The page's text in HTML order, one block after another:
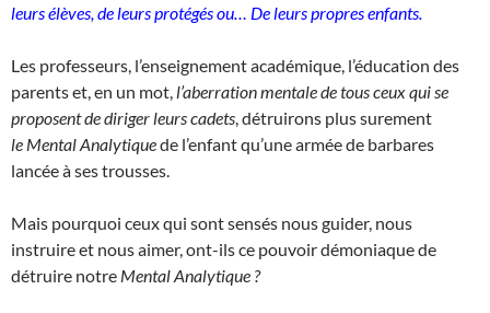
leurs élèves, de leurs protégés ou…
De leurs propres enfants.
Les professeurs, l’enseignement académique, l’éducation des
parents et, en un mot, l’aberration mentale de tous ceux qui se
proposent de diriger leurs cadets , détruirons plus surement
le Mental Analytiquede l’enfant qu’une armée de barbares
lancée à ses trousses.
Mais pourquoi ceux qui sont sensés nous guider, nous
instruire et nous aimer, ont-ils ce pouvoir démoniaque de
détruire notre Mental Analytique ?